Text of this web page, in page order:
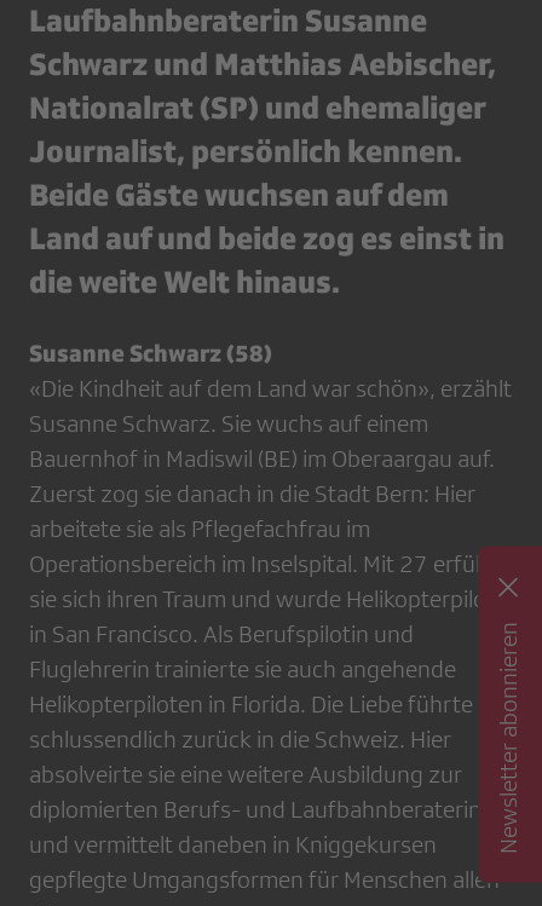
Laufbahnberaterin Susanne
Schwarz und Matthias Aebischer,
Nationalrat (SP) und ehemaliger
Journalist, persönlich kennen.
Beide Gäste wuchsen auf dem
Land auf und beide zog es einst in
die weite Welt hinaus.
Susanne Schwarz (58)
«Die Kindheit auf dem Land war schön», erzählt
Susanne Schwarz. Sie wuchs auf einem
Bauernhof in Madiswil (BE) im Oberaargau auf.
Zuerst zog sie danach in die Stadt Bern: Hier
arbeitete sie als Pflegefachfrau im
Operationsbereich im Inselspital. Mit 27 erfüllte
sie sich ihren Traum und wurde Helikopterpilotin
in San Francisco. Als Berufspilotin und
Fluglehrerin trainierte sie auch angehende
Helikopterpiloten in Florida. Die Liebe führte sie
schlussendlich zurück in die Schweiz. Hier
absolveirte sie eine weitere Ausbildung zur
diplomierten Berufs- und Laufbahnberaterin
und vermittelt daneben in Kniggekursen
gepflegte Umgangsformen für Menschen allen
Newsletter abonnieren